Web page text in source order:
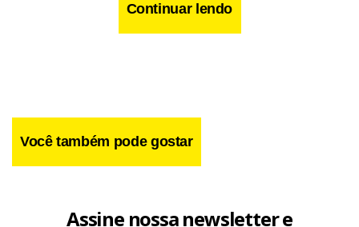
Eixo Monumental
, próximo a saída do Sudoeste,
Continuar lendo
Você também pode gostar
Assine nossa newsletter e